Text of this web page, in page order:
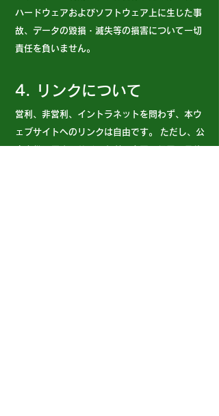
ハードウェアおよびソフトウェア上に生じた事
故、データの毀損・滅失等の損害について一切
責任を負いません。
4. リンクについて
営利、非営利、イントラネットを問わず、本ウ
ェブサイトへのリンクは自由です。 ただし、公